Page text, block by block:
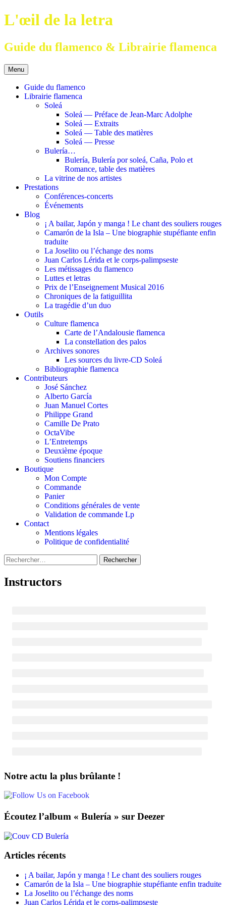
Aller
au
L'œil de la letra
Guide du flamenco & Librairie flamenca
Menu
Guide du flamenco
Librairie flamenca
Soleá
Soleá — Préface de Jean-Marc Adolphe
Soleá — Extraits
Soleá — Table des matières
Soleá — Presse
Bulería…
Bulería, Bulería por soleá, Caña, Polo et
Romance, table des matières
La vitrine de nos artistes
Prestations
Conférences-concerts
Événements
Blog
¡ A bailar, Japón y manga ! Le chant des souliers rouges
Camarón de la Isla – Une biographie stupéfiante enfin
traduite
La Joselito ou l’échange des noms
Juan Carlos Lérida et le corps-palimpseste
Les métissages du flamenco
Luttes et letras
Prix de l’Enseignement Musical 2016
Chroniques de la fatiguillita
La tragédie d’un duo
Outils
Culture flamenca
Carte de l’Andalousie flamenca
La constellation des palos
Archives sonores
Les sources du livre-CD Soleá
Bibliographie flamenca
Contributeurs
José Sánchez
Alberto García
Juan Manuel Cortes
Philippe Grand
Camille De Prato
OctaVibe
L’Entretemps
Deuxième époque
Soutiens financiers
Boutique
Mon Compte
Commande
Panier
Conditions générales de vente
Validation de commande Lp
Contact
Mentions légales
Politique de confidentialité
Rechercher :
Instructors
Notre actu la plus brûlante !
Écoutez l’album « Bulería » sur Deezer
Articles récents
¡ A bailar, Japón y manga ! Le chant des souliers rouges
Camarón de la Isla – Une biographie stupéfiante enfin traduite
La Joselito ou l’échange des noms
Juan Carlos Lérida et le corps-palimpseste